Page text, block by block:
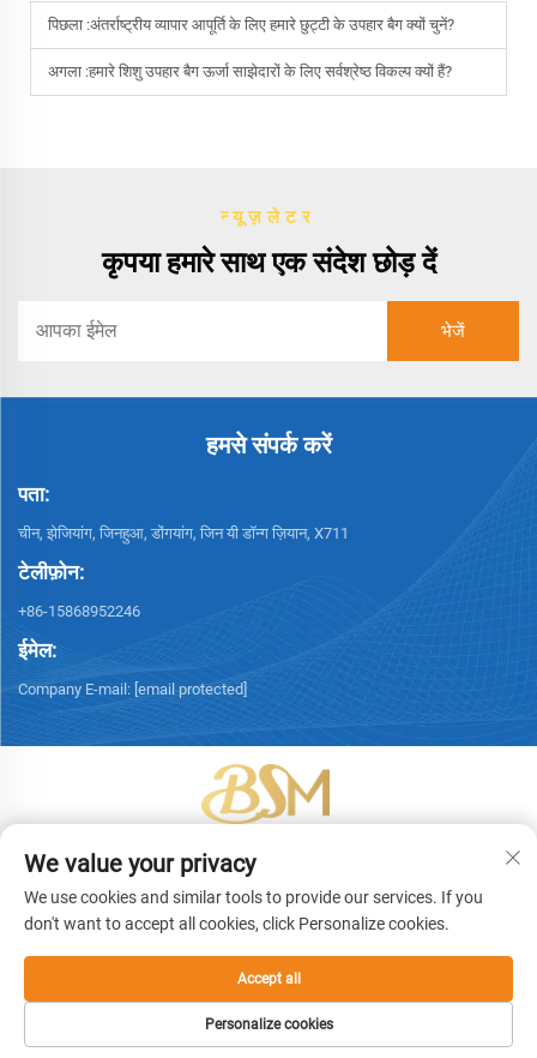
पिछला :अंतर्राष्ट्रीय व्यापार आपूर्ति के लिए हमारे छुट्टी के उपहार बैग क्यों चुनें?
अगला :हमारे शिशु उपहार बैग ऊर्जा साझेदारों के लिए सर्वश्रेष्ठ विकल्प क्यों हैं?
न्यूज़लेटर
कृपया हमारे साथ एक संदेश छोड़ दें
हमसे संपर्क करें
पता:
चीन, झेजियांग, जिनहुआ, डोंगयांग, जिन यी डॉन्ग ज़ियान, X711
टेलीफ़ोन:
+86-15868952246
ईमेल:
Company E-mail: [email protected]
कॉपीराइट © 2026 यिवु बिंशेंग पैकेजिंग टेक्नोलॉजी कं, लि। सर्वाधिकार सुरक्षित। -
गोपनीयता
नीति
We value your privacy
We use cookies and similar tools to provide our services. If you
don't want to accept all cookies, click Personalize cookies.
Personalize cookies
Accept all